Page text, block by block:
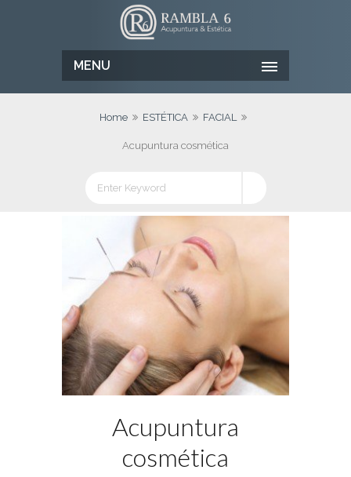
MENU
Home ESTÉTICA FACIAL
Acupuntura cosmética
Acupuntura
cosmética